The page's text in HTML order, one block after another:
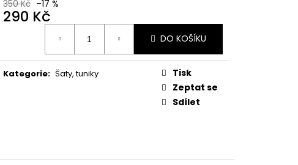
350 Kč –17 %
290 Kč
DO KOŠÍKU
Kategorie: Šaty, tuniky
Tisk
Zeptat se
Sdílet